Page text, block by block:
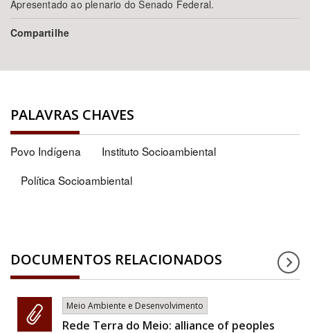
Apresentado ao plenario do Senado Federal.
Compartilhe
PALAVRAS CHAVES
Povo Indígena
Instituto Socioambiental
Política Socioambiental
DOCUMENTOS RELACIONADOS
Meio Ambiente e Desenvolvimento
Rede Terra do Meio: alliance of peoples